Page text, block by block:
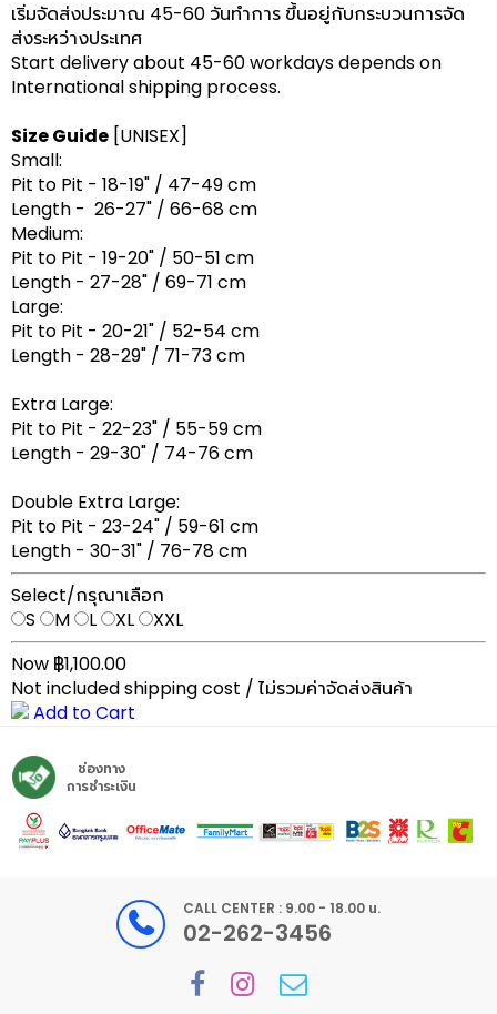
เริ่มจัดส่งประมาณ 45-60 วันทำการ ขึ้นอยู่กับกระบวนการจัด
ส่งระหว่างประเทศ
Start delivery about 45-60 workdays depends on
International shipping process.
Size Guide [UNISEX]
Small:
Pit to Pit - 18-19" / 47-49 cm
Length - 26-27" / 66-68 cm
Medium:
Pit to Pit - 19-20" / 50-51 cm
Length - 27-28" / 69-71 cm
Large:
Pit to Pit - 20-21" / 52-54 cm
Length - 28-29" / 71-73 cm
Extra Large:
Pit to Pit - 22-23" / 55-59 cm
Length - 29-30" / 74-76 cm
Double Extra Large:
Pit to Pit - 23-24" / 59-61 cm
Length - 30-31" / 76-78 cm
Select/กรุณาเลือก
S
M L XL
XXL
Now ฿1,100.00
Not included shipping cost / ไม่รวมค่าจัดส่งสินค้า
Add to Cart
ช่องทาง
การชำระเงิน
CALL CENTER : 9.00 - 18.00 น.
02-262-3456